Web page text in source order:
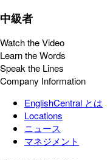
中級者
Watch the Video
Learn the Words
Speak the Lines
Company Information
EnglishCentral とは
Locations
ニュース
マネジメント